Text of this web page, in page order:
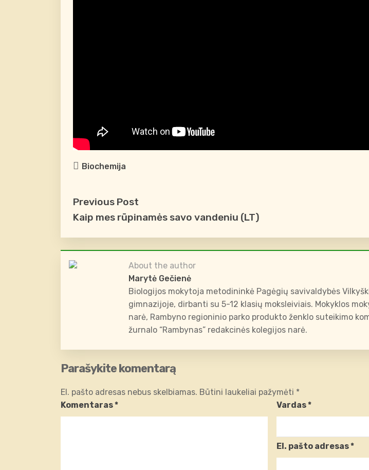
Biochemija
Previous Post
Kaip mes rūpinamės savo vandeniu (LT)
About the author
Marytė Gečienė
Biologijos mokytoja metodininkė Pagėgių savivaldybės
gimnazijoje, dirbanti su 5-12 klasių moksleiviais. Mokyklos
narė, Rambyno regioninio parko produkto ženklo suteikimo
žurnalo “Rambynas” redakcinės kolegijos narė.
Parašykite komentarą
El. pašto adresas nebus skelbiamas. Būtini laukeliai pažymėti *
Komentaras* Vardas*
El. pašto adresas*